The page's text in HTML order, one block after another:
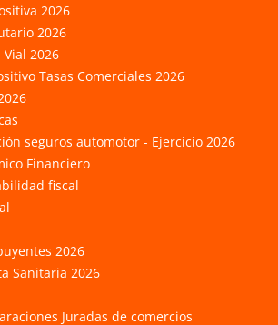
2026
2026
2026
Tasas Comerciales 2026
seguros automotor - Ejercicio 2026
Financiero
fiscal
2026
Sanitaria 2026
Juradas de comercios